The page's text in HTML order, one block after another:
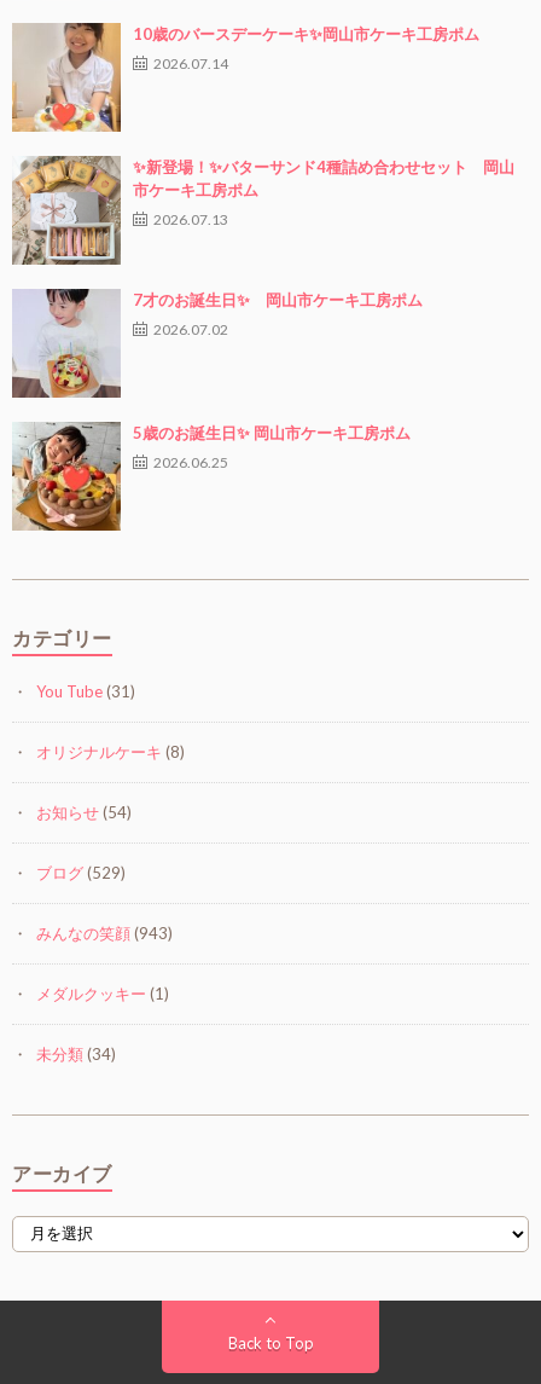
10歳のバースデーケーキ✨岡山市ケーキ工房ポム
2026.07.14
✨新登場！✨バターサンド4種詰め合わせセット 岡山
市ケーキ工房ポム
2026.07.13
7才のお誕生日✨ 岡山市ケーキ工房ポム
2026.07.02
5歳のお誕生日✨ 岡山市ケーキ工房ポム
2026.06.25
カテゴリー
You Tube(31)
オリジナルケーキ (8)
お知らせ(54)
ブログ(529)
みんなの笑顔(943)
メダルクッキー (1)
未分類(34)
アーカイブ
Back to Top